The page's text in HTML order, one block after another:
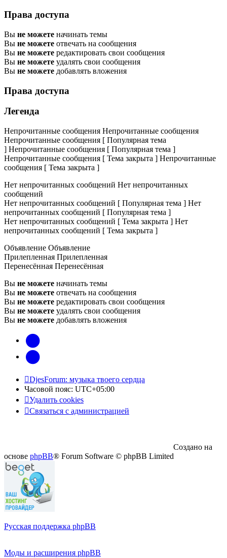
Права доступа
Вы не можете начинать темы
Вы не можете отвечать на сообщения
Вы не можете редактировать свои сообщения
Вы не можете удалять свои сообщения
Вы не можете добавлять вложения
Права доступа
Легенда
Непрочитанные сообщения Непрочитанные сообщения
Непрочитанные сообщения [ Популярная тема
] Непрочитанные сообщения [ Популярная тема ]
Непрочитанные сообщения [ Тема закрыта ] Непрочитанные
сообщения [ Тема закрыта ]
Нет непрочитанных сообщений Нет непрочитанных
сообщений
Нет непрочитанных сообщений [ Популярная тема ] Нет
непрочитанных сообщений [ Популярная тема ]
Нет непрочитанных сообщений [ Тема закрыта ] Нет
непрочитанных сообщений [ Тема закрыта ]
Объявление Объявление
Прилепленная Прилепленная
Перенесённая Перенесённая
Вы не можете начинать темы
Вы не можете отвечать на сообщения
Вы не можете редактировать свои сообщения
Вы не можете удалять свои сообщения
Вы не можете добавлять вложения
vk
Telegram
DjesForum: музыка твоего сердца
Часовой пояс: UTC+05:00
Удалить cookies
Связаться с администрацией
Создано на
основе phpBB® Forum Software © phpBB Limited
Русская поддержка phpBB
Моды и расширения phpBB